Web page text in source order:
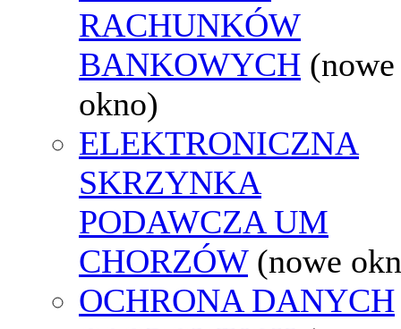
RACHUNKÓW
BANKOWYCH (nowe
okno)
ELEKTRONICZNA
SKRZYNKA
PODAWCZA UM
CHORZÓW (nowe
OCHRONA DANYCH